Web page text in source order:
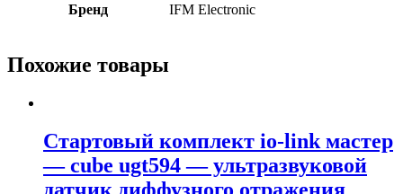
Бренд IFM Electronic
Похожие товары
Стартовый комплект io-link мастер
— cube ugt594 — ультразвуковой
датчик диффузного отражения